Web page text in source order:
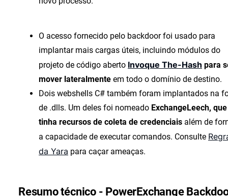
O acesso fornecido pelo backdoor foi usado para
implantar mais cargas úteis, incluindo módulos do
projeto de código aberto Invoque The-Hash para
mover lateralmente em todo o domínio de destino.
Dois webshells C# também foram implantados na
de .dlls. Um deles foi nomeado ExchangeLeech, que
tinha recursos de coleta de credenciais além de
a capacidade de executar comandos. Consulte
da Yara para caçar ameaças.
Resumo técnico - PowerExchange